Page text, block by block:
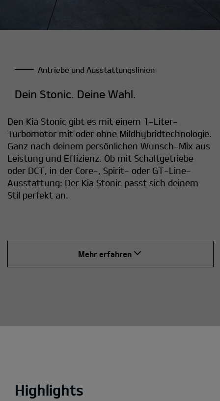
Antriebe und Ausstattungslinien
Dein Stonic. Deine Wahl.
Den Kia Stonic gibt es mit einem 1-Liter-
Turbomotor mit oder ohne Mildhybridtechnologie.
Ganz nach deinem persönlichen Wunsch-Mix aus
Leistung und Effizienz. Ob mit Schaltgetriebe
oder DCT, in der Core-, Spirit- oder GT-Line-
Ausstattung: Der Kia Stonic passt sich deinem
Stil perfekt an.
Mehr erfahren
Highlights